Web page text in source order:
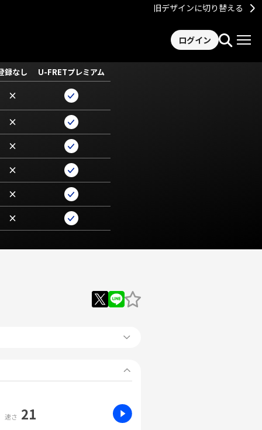
旧デザインに切り替える
ログイン
録なし U-FRETプレミアム
×
×
×
×
×
×
速さ 21